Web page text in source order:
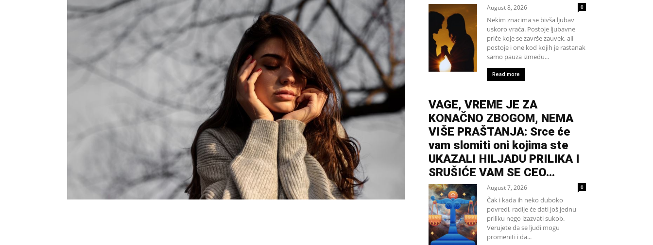
August 8, 2026 0
Nekim znacima se bivša ljubav
uskoro vraća. Postoje ljubavne
priče koje se završe zauvek, ali
postoje i one kod kojih je rastanak
samo pauza između...
Read more
VAGE, VREME JE ZA
KONAČNO ZBOGOM, NEMA
VIŠE PRAŠTANJA: Srce će
vam slomiti oni kojima ste
UKAZALI HILJADU PRILIKA I
SRUŠIĆE VAM SE CEO...
August 7, 2026 0
Čak i kada ih neko duboko
povredi, radije će dati još jednu
priliku nego izazvati sukob.
Verujete da se ljudi mogu
promeniti i da...